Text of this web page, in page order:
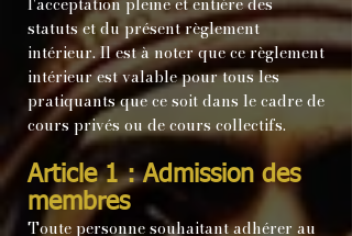
statuts et du présent règlement
intérieur. Il est à noter que ce règlement
intérieur est valable pour tous les
pratiquants que ce soit dans le cadre de
cours privés ou de cours collectifs.
Article 1 : Admission des
membres
Toute personne souhaitant adhérer au